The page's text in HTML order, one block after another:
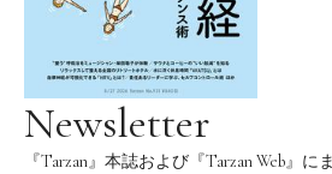
Newsletter
『Tarzan』本誌および『Tarzan Web』